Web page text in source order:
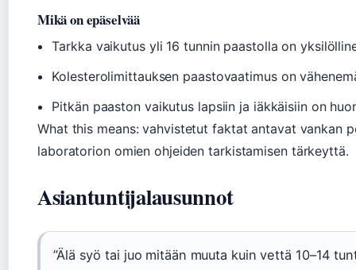
Mikä on epäselvää
Tarkka vaikutus yli 16 tunnin paastolla on
Kolesterolimittauksen paastovaatimus on
Pitkän paaston vaikutus lapsiin ja iäkkäisiin on
What this means: vahvistetut faktat antavat vankan
laboratorion omien ohjeiden tarkistamisen tärkeyttä.
Asiantuntijalausunnot
”Älä syö tai juo mitään muuta kuin vettä 10–14